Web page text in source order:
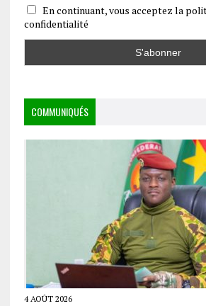
En continuant, vous acceptez la
confidentialité
COMMUNIQUÉS
4 AOÛT 2026